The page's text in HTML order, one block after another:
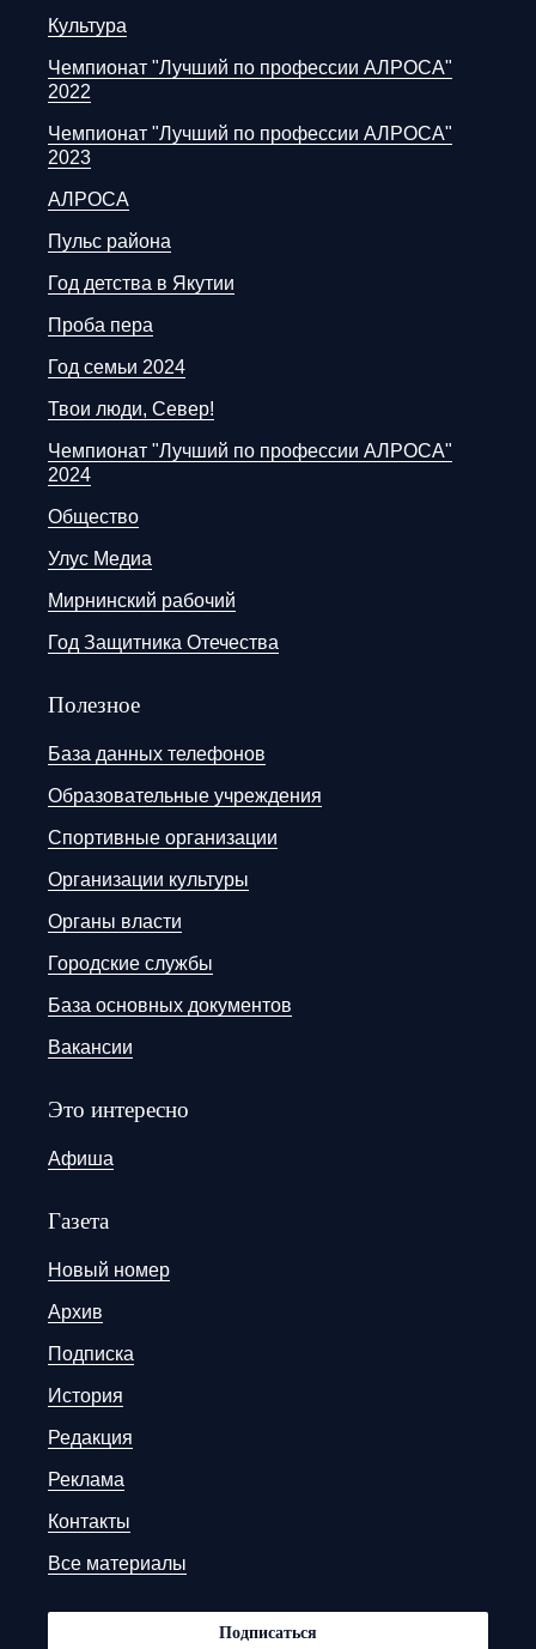
Культура
Чемпионат "Лучший по профессии АЛРОСА"
2022
Чемпионат "Лучший по профессии АЛРОСА"
2023
АЛРОСА
Пульс района
Год детства в Якутии
Проба пера
Год семьи 2024
Твои люди, Север!
Чемпионат "Лучший по профессии АЛРОСА"
2024
Общество
Улус Медиа
Мирнинский рабочий
Год Защитника Отечества
Полезное
База данных телефонов
Образовательные учреждения
Спортивные организации
Организации культуры
Органы власти
Городские службы
База основных документов
Вакансии
Это интересно
Афиша
Газета
Новый номер
Архив
Подписка
История
Редакция
Реклама
Контакты
Все материалы
Подписаться